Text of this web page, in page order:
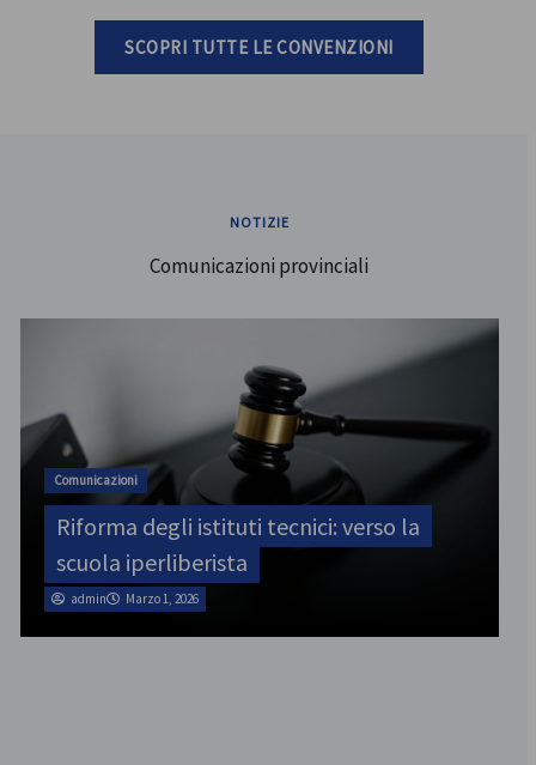
SCOPRI TUTTE LE CONVENZIONI
NOTIZIE
Comunicazioni provinciali
ATA
SINATAS Venezia, assemblea provinciale
il 31 luglio
admin Marzo 1, 2026